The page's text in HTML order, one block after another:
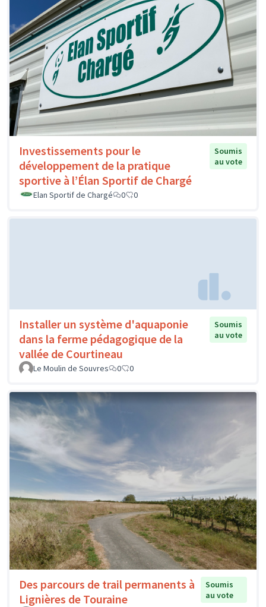
Investissements pour le
développement de la pratique
sportive à l’Élan Sportif de Chargé
Soumis
au vote
Elan Sportif de Chargé 0 0
Installer un système d'aquaponie
dans la ferme pédagogique de la
vallée de Courtineau
Soumis
au vote
Le Moulin de Souvres 0 0
Des parcours de trail permanents à
Lignières de Touraine
Soumis
au vote